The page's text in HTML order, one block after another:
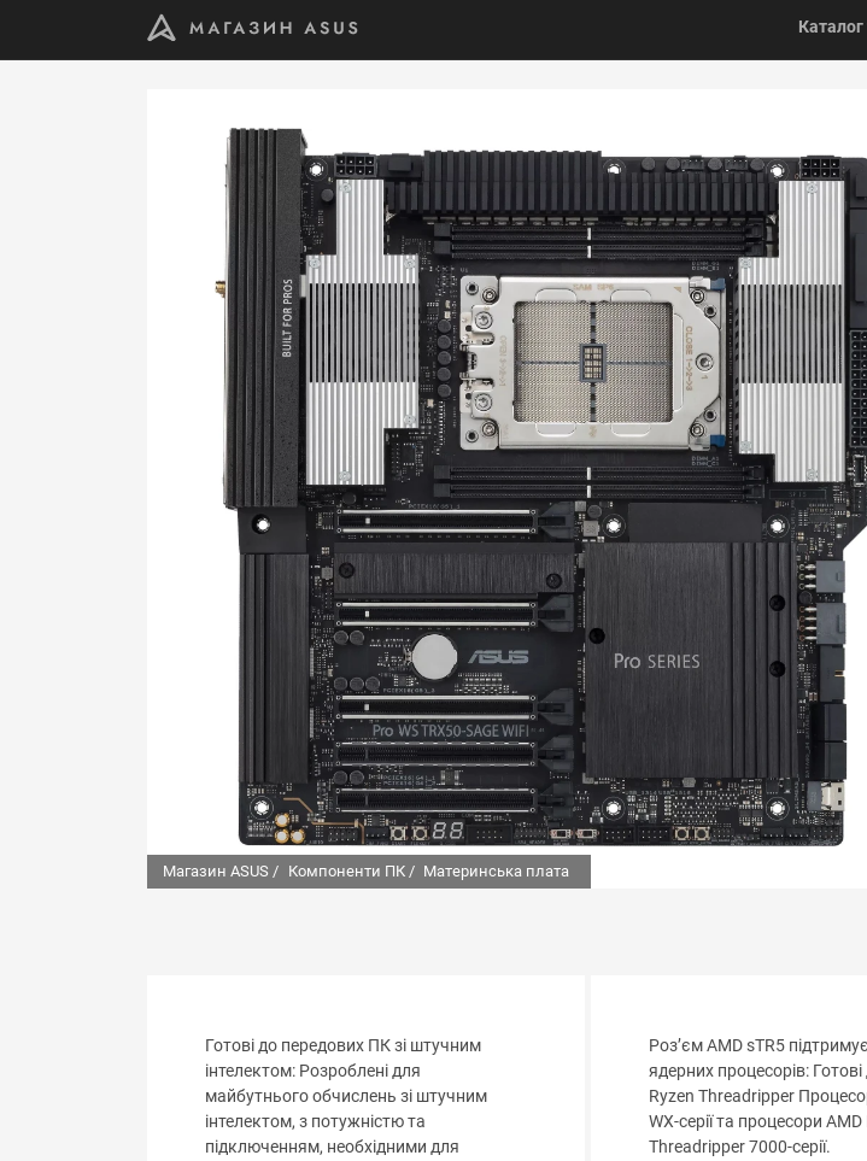
Каталог
Магазин ASUS / Компоненти ПК / Материнська плата
Готові до передових ПК зі штучним
інтелектом: Розроблені для
майбутнього обчислень зі штучним
інтелектом, з потужністю та
підключенням, необхідними для
Роз’єм AMD sTR5
ядерних процесорів:
Ryzen Threadripper
WX-серії та процесори AMD
Threadripper 7000-серії.